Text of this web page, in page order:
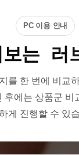
PC 이용 안내
는 러
를 한 번에 비교
에는 상품군
게 진행할 수 있